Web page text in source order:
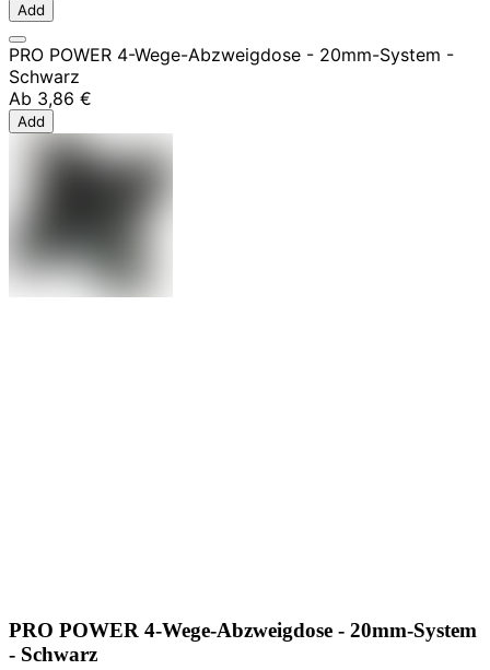
Add
PRO POWER 4-Wege-Abzweigdose - 20mm-System -
Schwarz
Ab 3,86 €
Add
PRO POWER 4-Wege-Abzweigdose - 20mm-System
- Schwarz